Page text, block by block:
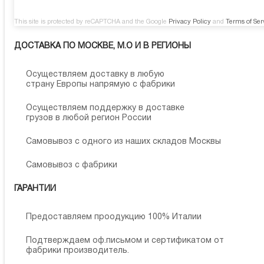
This site is protected by reCAPTCHA and the Google Privacy Policy and Terms of
ДОСТАВКА ПО МОСКВЕ, М.О И В РЕГИОНЫ
Осуществляем доставку в любую
страну Европы напрямую с фабрики
Осуществляем поддержку в доставке
грузов в любой регион России
Самовывоз с одного из наших складов Москвы
Самовывоз с фабрики
ГАРАНТИИ
Предоставляем проодукцию 100% Италии
Подтверждаем оф.письмом и сертификатом от
фабрики производитель.